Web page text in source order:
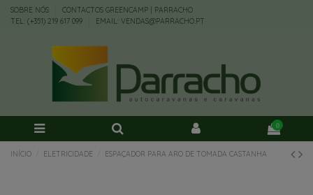
SOBRE NÓS
CONTACTOS GREENCAMP | PARRACHO
TEL: (+351) 219 617 099
EMAIL: VENDAS@PARRACHO.PT
0
INÍCIO ELETRICIDADE ESPAÇADOR PARA ARO DE TOMADA CASTANHA